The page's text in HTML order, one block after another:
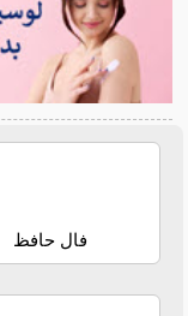
فال حافظ